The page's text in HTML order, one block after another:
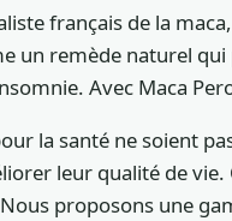
français de la
un remède naturel
Avec Maca
la santé ne soient
leur qualité de
proposons une